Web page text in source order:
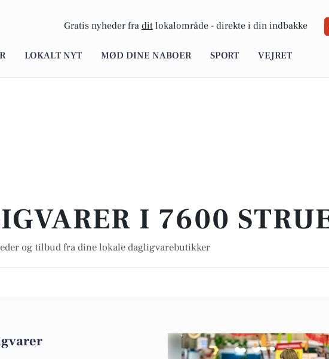
Gratis nyheder fra dit lokalområde - direkte i din indbakke
LOKALT NYT MØD DINE NABOER SPORT VEJRET
I 7600
og tilbud fra dine lokale dagligvarebutikker